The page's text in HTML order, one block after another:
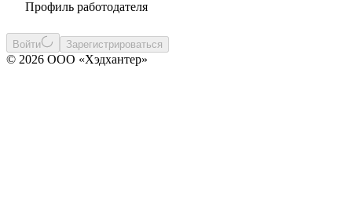
Профиль работодателя
Войти Зарегистрироваться
© 2026 ООО «Хэдхантер»